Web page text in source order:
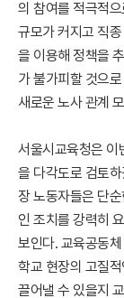
의 참여를 적극적
규모가 커지고 직
을 이용해 정책을
가 불가피할 것으
새로운 노사 관계
서울시교육청은 이
을 다각도로 검토
장 노동자들은 단
인 조치를 강력히
보인다. 교육공동
학교 현장의 고질
끌어낼 수 있을지